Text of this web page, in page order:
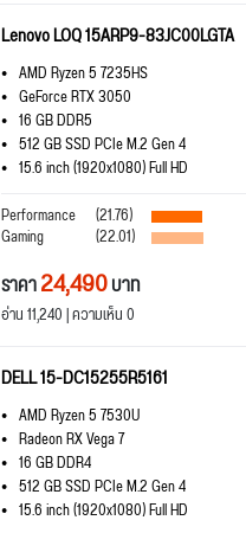
Lenovo LOQ 15ARP9-83JC00LGTA
AMD Ryzen 5 7235HS
GeForce RTX 3050
16 GB DDR5
512 GB SSD PCIe M.2 Gen 4
15.6 inch (1920x1080) Full HD
Performance
(21.76)
Gaming (22.01)
ราคา24,490บาท
อ่าน 11,240 | ความเห็น 0
DELL 15-DC15255R5161
AMD Ryzen 5 7530U
Radeon RX Vega 7
16 GB DDR4
512 GB SSD PCIe M.2 Gen 4
15.6 inch (1920x1080) Full HD